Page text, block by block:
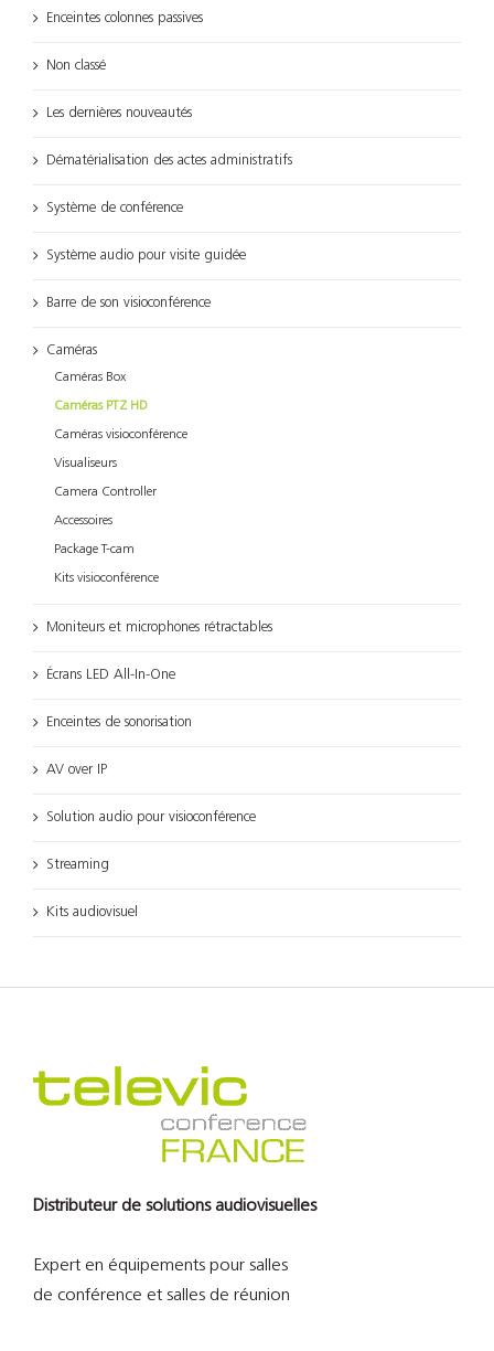
Enceintes colonnes passives
Non classé
Les dernières nouveautés
Dématérialisation des actes administratifs
Système de conférence
Système audio pour visite guidée
Barre de son visioconférence
Caméras
Caméras Box
Caméras PTZ HD
Caméras visioconférence
Visualiseurs
Camera Controller
Accessoires
Package T-cam
Kits visioconférence
Moniteurs et microphones rétractables
Écrans LED All-In-One
Enceintes de sonorisation
AV over IP
Solution audio pour visioconférence
Streaming
Kits audiovisuel
Distributeur de solutions audiovisuelles
Expert en équipements pour salles
de conférence et salles de réunion